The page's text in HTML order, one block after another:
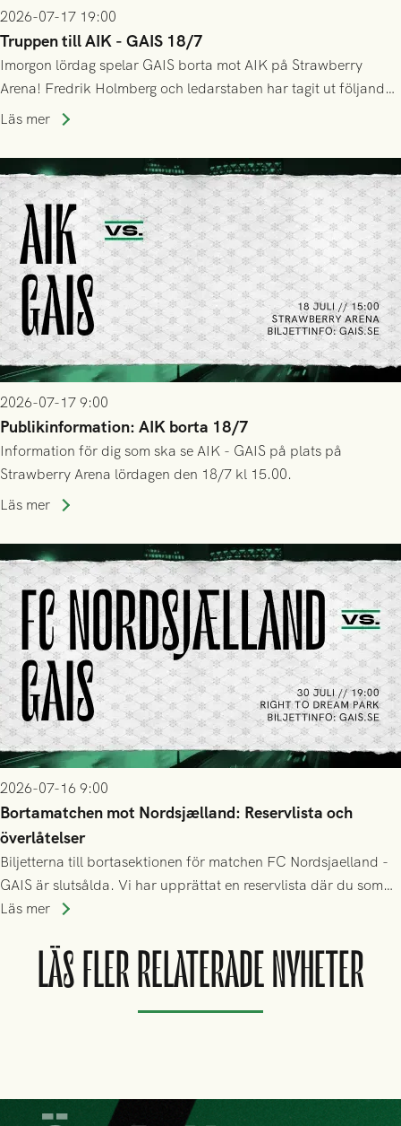
2026-07-17 19:00
Truppen till AIK - GAIS 18/7
Imorgon lördag spelar GAIS borta mot AIK på Strawberry
Arena! Fredrik Holmberg och ledarstaben har tagit ut följande
trupp till matchen:
Läs mer
2026-07-17 9:00
Publikinformation: AIK borta 18/7
Information för dig som ska se AIK - GAIS på plats på
Strawberry Arena lördagen den 18/7 kl 15.00.
Läs mer
2026-07-16 9:00
Bortamatchen mot Nordsjælland: Reservlista och
överlåtelser
Biljetterna till bortasektionen för matchen FC Nordsjaelland -
GAIS är slutsålda. Vi har upprättat en reservlista där du som
ännu inte har någon biljett kan anmäla ditt intresse. Du kan
Läs mer
LÄS FLER RELATERADE NYHETER